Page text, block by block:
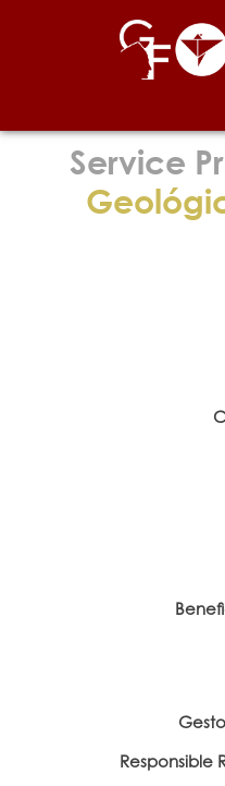
Foundation
Service
Responsible